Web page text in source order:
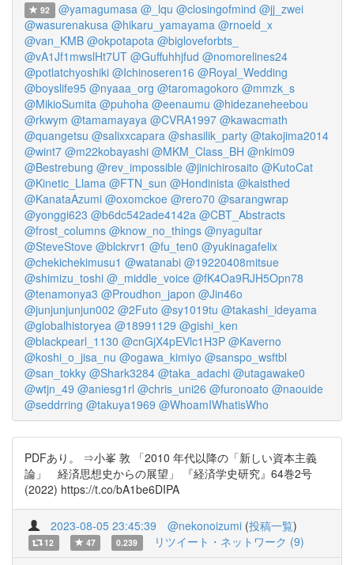
92 @yamagumasa @_lqu @closingofmind @jj_zwei
@wasurenakusa @hikaru_yamayama @rnoeld_x
@van_KMB @okpotapota @bigloveforbts_
@vA1Jf1mwslHt7UT @Guffuhhjfud @nomorelines24
@potlatchyoshiki @Ichinoseren16 @Royal_Wedding
@boyslife95 @nyaaa_org @taromagokoro @mmzk_s
@MikioSumita @puhoha @eenaumu @hidezaneheebou
@rkwym @tamamayaya @CVRA1997 @kawacmath
@quangetsu @salixxcapara @shasilik_party @takojima2014
@wint7 @m22kobayashi @MKM_Class_BH @nkim09
@Bestrebung @rev_impossible @jinichirosaito @KutoCat
@Kinetic_Llama @FTN_sun @Hondinista @kaisthed
@KanataAzumi @oxomckoe @rero70 @sarangwrap
@yonggi623 @b6dc542ade4142a @CBT_Abstracts
@frost_columns @know_no_things @nyaguitar
@SteveStove @blckrvr1 @fu_ten0 @yukinagafelix
@chekichekimusu1 @watanabi @19220408mitsue
@shimizu_toshi @_middle_voice @fK4Oa9RJH5Opn78
@tenamonya3 @Proudhon_japon @Jin46o
@junjunjunjun002 @2Futo @sy1019tu @takashi_ideyama
@globalhistoryea @18991129 @gishi_ken
@blackpearl_1130 @cnGjX4pEVlc1H3P @Kaverno
@koshi_o_jisa_nu @ogawa_kimiyo @sanspo_wsftbl
@san_tokky @Shark3284 @taka_adachi @utagawake0
@wtjn_49 @aniesg1rl @chris_uni26 @furonoato @naouide
@seddrring @takuya1969 @WhoamIWhatisWho
PDFあり。 ⇒小峯 敦 「2010 年代以降の「新しい資本主義
論」 経済思想史からの展望」 『経済学史研究』64巻2号
(2022) https://t.co/bA1be6DIPA
2023-08-05 23:45:39 @nekonoizumi (投稿一覧)
12 47 0.239 リツイート・ネットワーク (9)